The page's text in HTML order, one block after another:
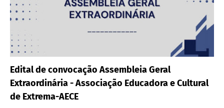
Edital de convocação Assembleia Geral
Extraordinária - Associação Educadora e Cultural
de Extrema-AECE